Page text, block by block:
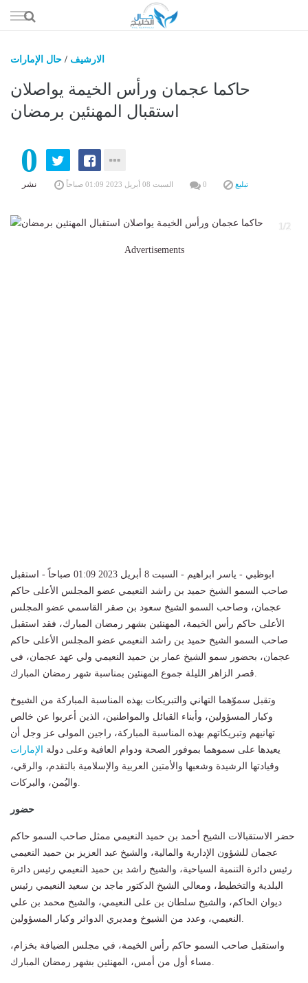
الى
الارشيف / حال الإمارات
حاكما عجمان ورأس الخيمة يواصلان
استقبال المهنئين برمضان
0
نشر السبت 08 أبريل 2023 01:09 صباحاً 0 تبليغ
1/2
Advertisements
ابوظبي - ياسر ابراهيم - السبت 8 أبريل 2023 01:09 صباحاً - استقبل
صاحب السمو الشيخ حميد بن راشد النعيمي عضو المجلس الأعلى حاكم
عجمان، وصاحب السمو الشيخ سعود بن صقر القاسمي عضو المجلس
الأعلى حاكم رأس الخيمة، المهنئين بشهر رمضان المبارك، فقد استقبل
صاحب السمو الشيخ حميد بن راشد النعيمي عضو المجلس الأعلى حاكم
عجمان، بحضور سمو الشيخ عمار بن حميد النعيمي ولي عهد عجمان، في
قصر الزاهر الليلة جموع المهنئين بمناسبة شهر رمضان المبارك.
وتقبل سموّهما التهاني والتبريكات بهذه المناسبة المباركة من الشيوخ
وكبار المسؤولين، وأبناء القبائل والمواطنين، الذين أعربوا عن خالص
تهانيهم وتبريكاتهم بهذه المناسبة المباركة، راجين المولى عز وجل أن
يعيدها على سموهما بموفور الصحة ودوام العافية وعلى دولة
الإمارات
وقيادتها الرشيدة وشعبها والأمتين العربية والإسلامية بالتقدم، والرقي،
واليُمن، والبركات.
حضور
حضر الاستقبالات الشيخ أحمد بن حميد النعيمي ممثل صاحب السمو حاكم
عجمان للشؤون الإدارية والمالية، والشيخ عبد العزيز بن حميد النعيمي
رئيس دائرة التنمية السياحية، والشيخ راشد بن حميد النعيمي رئيس دائرة
البلدية والتخطيط، ومعالي الشيخ الدكتور ماجد بن سعيد النعيمي رئيس
ديوان الحاكم، والشيخ سلطان بن على النعيمي، والشيخ محمد بن علي
النعيمي، وعدد من الشيوخ ومديري الدوائر وكبار المسؤولين.
واستقبل صاحب السمو حاكم رأس الخيمة، في مجلس الضيافة بخزام،
مساء أول من أمس، المهنئين بشهر رمضان المبارك.
حال
حال
حال الثقافة والفن